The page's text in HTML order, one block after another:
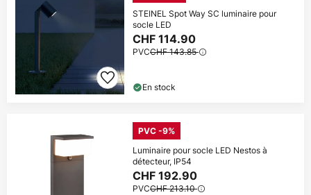
STEINEL Spot Way SC luminaire pour
socle LED
CHF 114.90
PVCCHF 143.85
En stock
PVC -9%
Luminaire pour socle LED Nestos à
détecteur, IP54
CHF 192.90
PVCCHF 213.10